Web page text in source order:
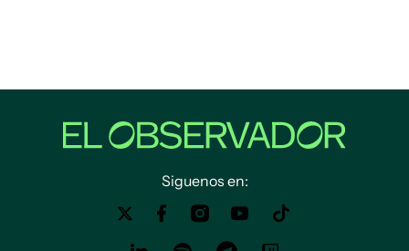
Siguenos en: